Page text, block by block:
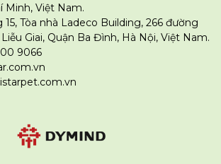
Minh, Việt Nam.
15, Tòa nhà Ladeco Building, 266 đường
Giai, Quận Ba Đình, Hà Nội, Việt Nam.
9066